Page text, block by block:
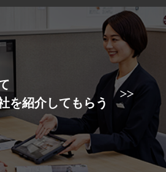
を紹介してもらう